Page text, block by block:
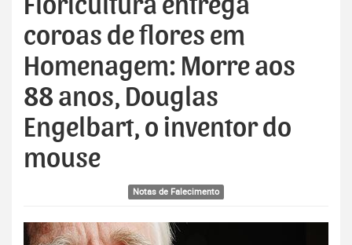
Floricultura entrega
coroas de flores em
Homenagem: Morre aos
88 anos, Douglas
Engelbart, o inventor do
mouse
Notas de Falecimento